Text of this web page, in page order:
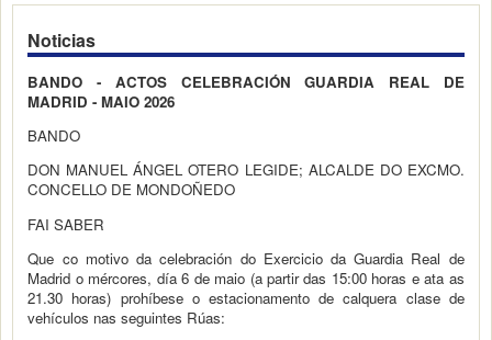
Noticias
BANDO - ACTOS CELEBRACIÓN GUARDIA REAL DE
MADRID - MAIO 2026
BANDO
DON MANUEL ÁNGEL OTERO LEGIDE; ALCALDE DO EXCMO.
CONCELLO DE MONDOÑEDO
FAI SABER
Que co motivo da celebración do Exercicio da Guardia Real de
Madrid o mércores, día 6 de maio (a partir das 15:00 horas e ata as
21.30 horas) prohíbese o estacionamento de calquera clase de
vehículos nas seguintes Rúas: